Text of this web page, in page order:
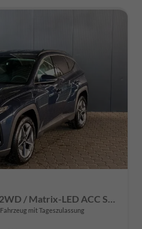
Comfort Plus 1.6 T-GDI 2WD / Matrix-LED ACC Shz vo+hi + Lenkradheizung Elek. Heck Alu 18"
Fahrzeug mit Tageszulassung